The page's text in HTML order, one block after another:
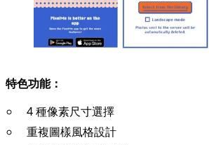
特色功能：
4 種像素尺寸選擇
重複圖樣風格設計